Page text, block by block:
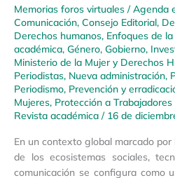
Memorias foros virtuales /Agenda
Comunicación, Consejo Editorial,
Derechos humanos, Enfoques de
académica, Género, Gobierno,
Ministerio de la Mujer y Derechos
Periodistas, Nueva administración,
Periodismo, Prevención y
Mujeres, Protección a
Revista académica / 16 de
En un contexto global marcado
de los ecosistemas sociales,
comunicación se configura como